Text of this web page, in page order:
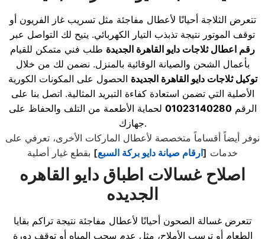
تتعرض الثلاجة أحيانًا لأعطال مفاجئة مثل تسريب غاز الفريون أو
توقف الموتور نتيجة تذبذب التيار الكهربائي. يتيح لك التواصل عبر
رقم اعطال ثلاجات دايو القاهرة الجديدة طلب فني متمكن للقيام
بأعمال الشحن والصيانة الوقائية بالمنزل. نضمن لك من خلال
توكيل ثلاجات دايو القاهرة الجديدة الحصول على المكونات الكورية
الأصلية التي تضمن استعادة كفاءة التبريد المثالية. اتصل بنا على
الرقم01023140280 لحماية الأطعمة من التلف والحفاظ على
جهازك.
نوفر أيضاً أقساماً متخصصة لأعطال الماركات الأخرى، تعرفي على
خدمات [ارقام صيانة دايو بركة السبع] بقطع غيار أصلية
اصلاح غسالات اطباق دايو القاهره
الجديده
تتعرض غسالة الصحون أحيانًا لأعطال مفاجئة نتيجة تراكم بقايا
الطعام أو ترسب الأملاح، مثل عدم سحب المياه أو توقف دورة